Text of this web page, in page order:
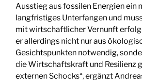
Ausstieg aus fossilen Energien ein
langfristiges Unterfangen und
mit wirtschaftlicher Vernunft
er allerdings nicht nur aus
Gesichtspunkten notwendig,
die Wirtschaftskraft und Resilienz
externen Schocks“, ergänzt